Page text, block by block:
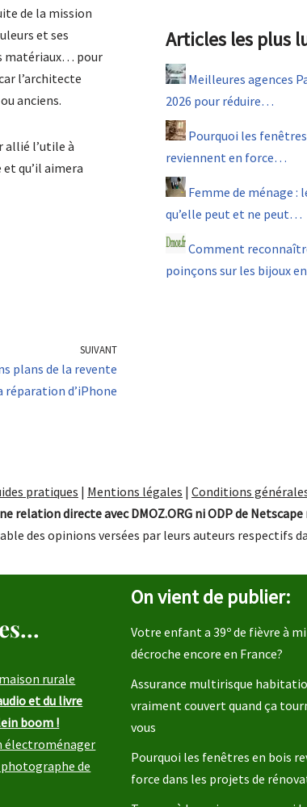
de la mission
et ses
matériaux… pour
l’architecte
anciens.
allié l’utile à
qu’il aimera
SUIVANT
plans de la revente
réparation d’iPhone
Articles les plus
Meilleures agences
2026 pour réduire…
Pourquoi les
reviennent en force…
Femme de ménage :
qu’elle peut et ne peut…
Comment
poinçons sur les bijoux
pratiques | Mentions légales | Conditions
relation directe avec DMOZ.ORG ni ODP de Netscape
des opinions versées par leurs auteurs respectifs
rurale
et du livre
boom !
électroménager
de
On vient de publier:
Votre enfant a 39º de fièvre à
décroche encore en France?
Assurance multirisque
vraiment couvert quand ça
vous
Pourquoi les fenêtres en bois
force dans les projets de